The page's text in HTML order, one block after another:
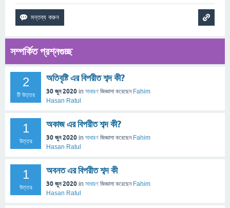
সম্পর্কিত প্রশ্নগুচ্ছ
2
টি উত্তর
অতিবৃষ্টি এর বিপরীত শব্দ কী?
30 জুন 2020 in সাধারণ জিজ্ঞাসা করেছেন Fahim
Hasan Ratul
1
উত্তর
অকাজ এর বিপরীত শব্দ কী?
30 জুন 2020 in সাধারণ জিজ্ঞাসা করেছেন Fahim
Hasan Ratul
1
উত্তর
অবনত এর বিপরীত শব্দ কী
30 জুন 2020 in সাধারণ জিজ্ঞাসা করেছেন Fahim
Hasan Ratul